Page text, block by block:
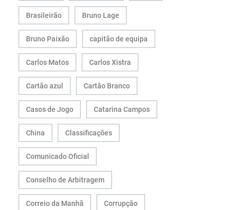
Brasileirão Bruno Lage
Bruno Paixão capitão de equipa
Carlos Matos Carlos Xistra
Cartão azul Cartão Branco
Casos de Jogo Catarina Campos
China Classificações
Comunicado Oficial
Conselho de Arbitragem
Correio da Manhã Corrupção